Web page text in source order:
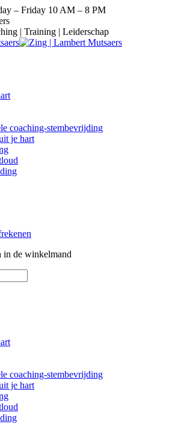
– Friday 10 AM – 8 PM
| Training | Leiderschap
coaching-stembevrijding
je hart
in de winkelmand
coaching-stembevrijding
je hart